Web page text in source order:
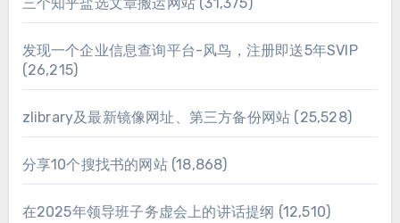
三个知乎盐选文章搬运网站 (31,375)
发现一个企业信息查询平台-风鸟，注册即送5年SVIP
(26,215)
zlibrary及最新镜像网址、第三方备份网站 (25,528)
分享10个搜找书的网站 (18,868)
在2025年领导班子务虚会上的讲话提纲 (12,510)